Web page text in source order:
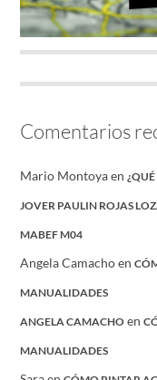
Comentarios
Mario Montoyaen
JOVER PAULIN ROJAS
MABEF M04
Angela Camachoen
MANUALIDADES
ANGELA CAMACHO en
MANUALIDADES